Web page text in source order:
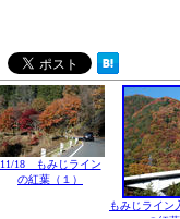
11/18 もみじライン
の紅葉（１）
もみじライン